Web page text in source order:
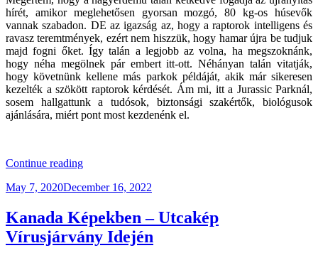
hírét, amikor meglehetősen gyorsan mozgó, 80 kg-os húsevők
vannak szabadon. DE az igazság az, hogy a raptorok intelligens és
ravasz teremtmények, ezért nem hiszzük, hogy hamar újra be tudjuk
majd fogni őket. Így talán a legjobb az volna, ha megszoknánk,
hogy néha megölnek pár embert itt-ott. Néhányan talán vitatják,
hogy követnünk kellene más parkok példáját, akik már sikeresen
kezelték a szökött raptorok kérdését. Ám mi, itt a Jurassic Parknál,
sosem hallgattunk a tudósok, biztonsági szakértők, biológusok
ajánlására, miért pont most kezdenénk el.
Continue reading“Persze,
Velociraptorok
szabadon
vannak,
de
Posted
May 7, 2020December 16, 2022
Kanada Képekben – Utcakép
Vírusjárvány Idején